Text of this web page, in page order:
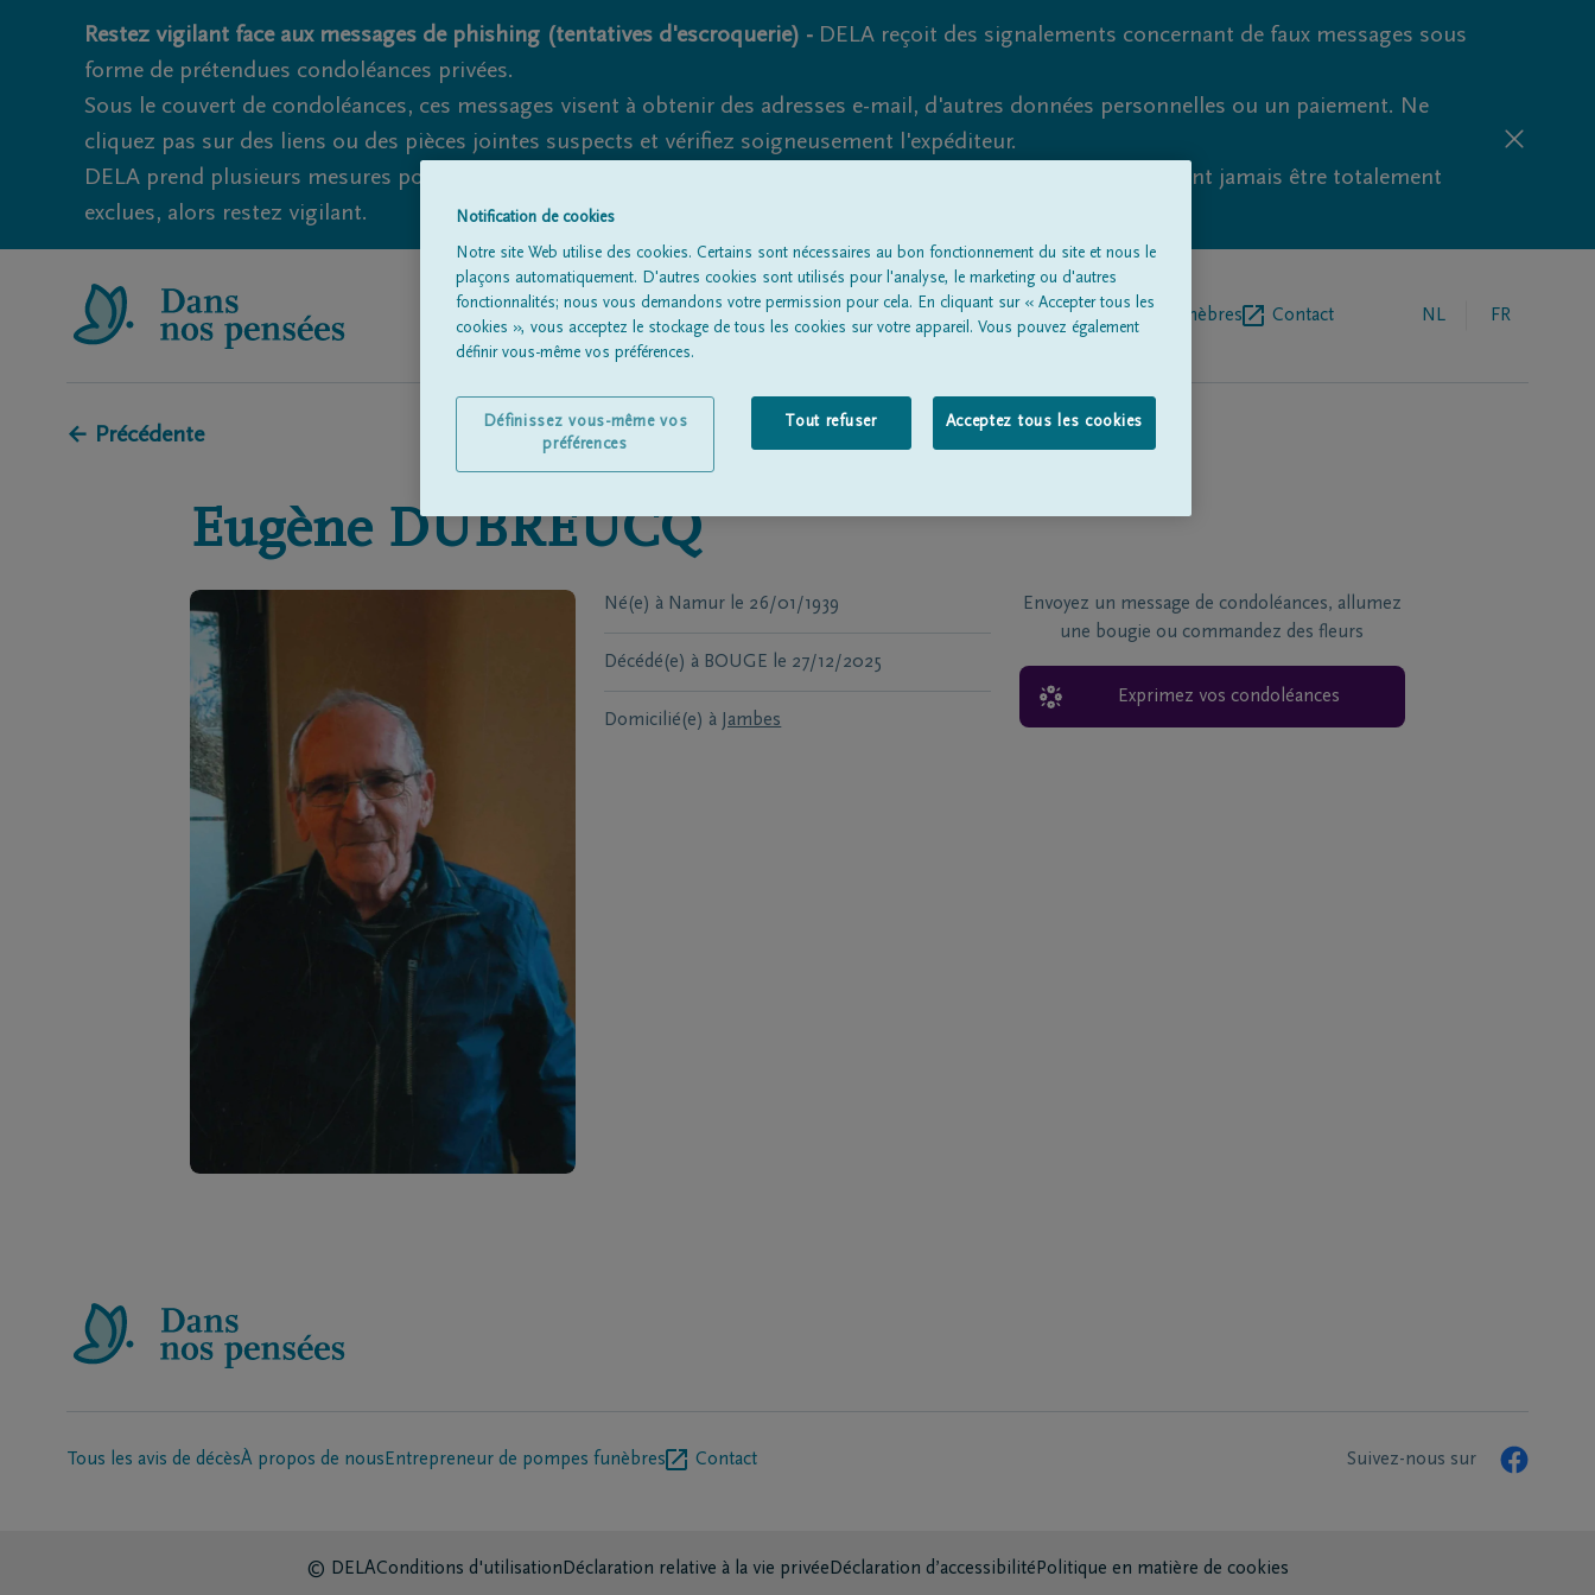
Restez vigilant face aux messages de phishing (tentatives d'escroquerie) - DELA reçoit des signalements concernant de faux messages sous
forme de prétendues condoléances privées.
Sous le couvert de condoléances, ces messages visent à obtenir des adresses e-mail, d'autres données personnelles ou un paiement. Ne
cliquez pas sur des liens ou des pièces jointes suspects et vérifiez soigneusement l'expéditeur.
DELA prend plusieurs mesures pour éviter cela. Cependant, les tentatives d'hameçonnage et de fraude ne peuvent jamais être totalement
exclues, alors restez vigilant.
Tous les avis de décès À propos de nousEntrepreneur de pompes funèbres Contact NL FR
← Précédente
Eugène DUBREUCQ
Né(e) à Namur le 26/01/1939
Décédé(e) à BOUGE le 27/12/2025
Domicilié(e) à Jambes
Envoyez un message de condoléances, allumez
une bougie ou commandez des fleurs
Exprimez vos condoléances
Tous les avis de décèsÀ propos de nous Entrepreneur de pompes funèbres Contact Suivez-nous sur
© DELAConditions d'utilisation Déclaration relative à la vie privée Déclaration d’accessibilité Politique en matière de cookies
Notification de cookies
Notre site Web utilise des cookies. Certains sont nécessaires au bon fonctionnement du site et nous le
plaçons automatiquement. D'autres cookies sont utilisés pour l'analyse, le marketing ou d'autres
fonctionnalités; nous vous demandons votre permission pour cela. En cliquant sur « Accepter tous les
cookies », vous acceptez le stockage de tous les cookies sur votre appareil. Vous pouvez également
définir vous-même vos préférences.
Tout refuser Acceptez tous les cookies
Définissez vous-même vos
préférences